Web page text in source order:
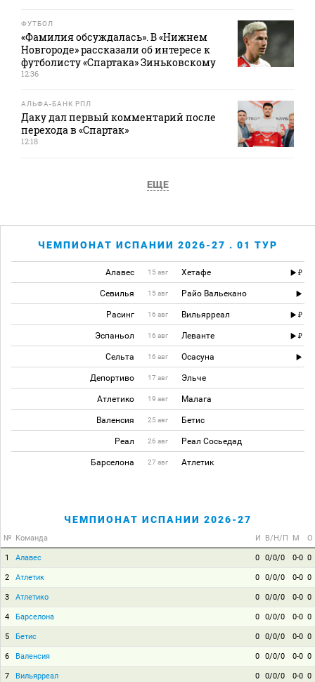
ФУТБОЛ
«Фамилия обсуждалась». В «Нижнем
Новгороде» рассказали об интересе к
футболисту «Спартака» Зиньковскому
12:36
АЛЬФА-БАНК РПЛ
Даку дал первый комментарий после
перехода в «Спартак»
12:18
ЕЩЕ
ЧЕМПИОНАТ ИСПАНИИ 2026-27 . 01 ТУР
Алавес 15 авг Хетафе
Севилья 15 авг Райо Вальекано
Расинг 16 авг Вильярреал
Эспаньол 16 авг Леванте
Сельта 16 авг Осасуна
Депортиво 17 авг Эльче
Атлетико 19 авг Малага
Валенсия 25 авг Бетис
Реал 26 авг Реал Сосьедад
Барселона 27 авг Атлетик
ЧЕМПИОНАТ ИСПАНИИ 2026-27
№ Команда И В/Н/П М О
1 Алавес 0 0/0/0 0-0 0
2 Атлетик 0 0/0/0 0-0 0
3 Атлетико 0 0/0/0 0-0 0
4 Барселона 0 0/0/0 0-0 0
5 Бетис 0 0/0/0 0-0 0
6 Валенсия 0 0/0/0 0-0 0
7 Вильярреал 0 0/0/0 0-0 0